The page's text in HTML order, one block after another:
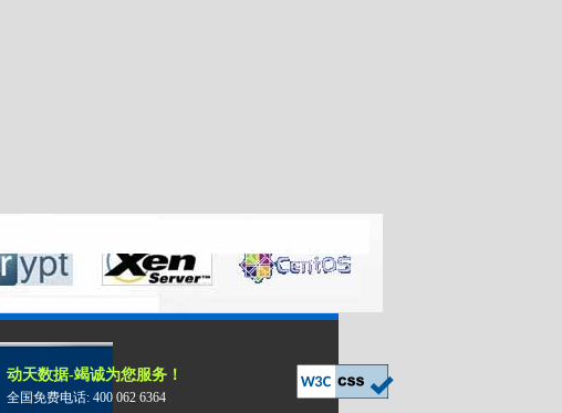
动天数据-竭诚为您服务！
全国免费电话: 400 062 6364